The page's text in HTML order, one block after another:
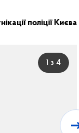
поліції Києва
1 з 4